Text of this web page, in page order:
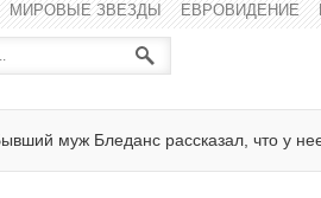
МИРОВЫЕ ЗВЕЗДЫ ЕВРОВИДЕНИЕ
муж Бледанс рассказал, что у